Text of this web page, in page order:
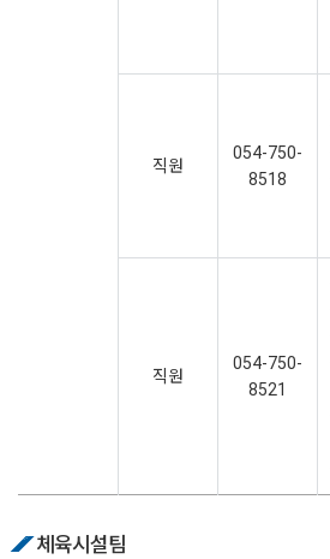
직원
054-750-
8518
직원
054-750-
8521
체육시설팀